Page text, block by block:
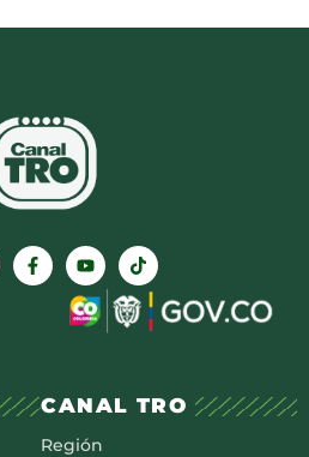
CANAL TRO
Región